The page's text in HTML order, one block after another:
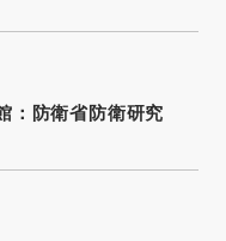
：防衛省防衛研究